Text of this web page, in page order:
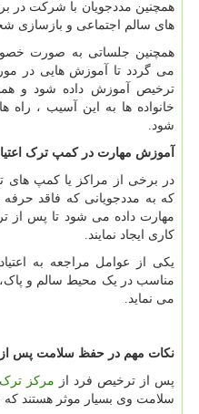
همچنین مددجویان با شرکت در
های سالم اجتماعی و بازسازی
همچنین جلساتی به صورت
می گردد تا آموزش هایی در
ترخیص آموزش داده شود و
خانواده ها به این آسیب ،
شود.
آموزش مهارت در کمپ ترک
در برخی از مراکز یا کمپ های
که به مددجویانی که فاقد
مهارت داده می شود تا پس از
کاری ایجاد نمایند.
یکی از عوامل مراجعه به
مناسب در یک محیط سالم و پاک،
می نماید.
نکات مهم در حفظ سلامت پس
پس از ترخیص فرد از مرکز ترک
سلامت وی بسیار موثر هستند که